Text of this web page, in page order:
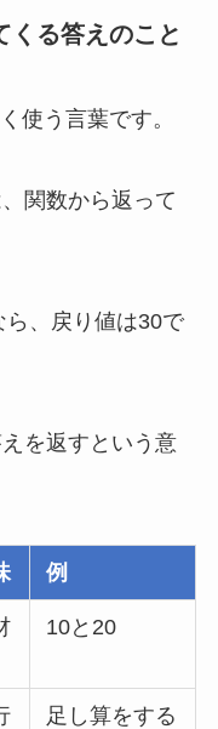
くる答えのこと
使う言葉です。
関数から返って
、戻り値は30で
を返すという意
例
10と20
足し算をする